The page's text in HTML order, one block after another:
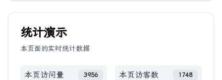
统计演示
本页面的实时统计数据
本页访问量 3956 本页访客数 1748